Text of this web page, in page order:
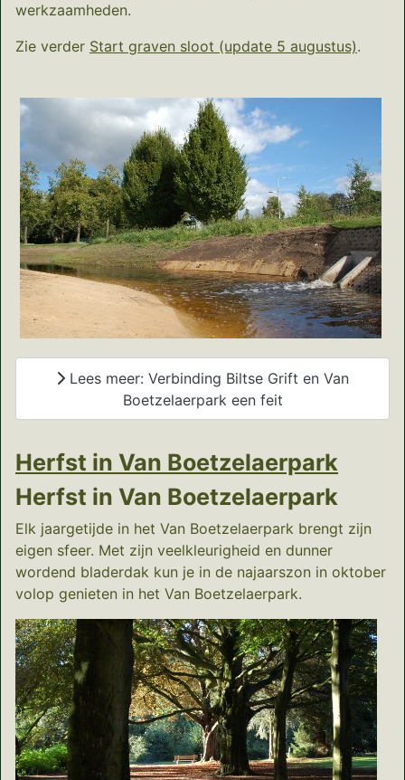
werkzaamheden.
Zie verder Start graven sloot (update 5 augustus).
Lees meer: Verbinding Biltse Grift en Van
Boetzelaerpark een feit
Herfst in Van Boetzelaerpark
Herfst in Van Boetzelaerpark
Elk jaargetijde in het Van Boetzelaerpark brengt zijn
eigen sfeer. Met zijn veelkleurigheid en dunner
wordend bladerdak kun je in de najaarszon in oktober
volop genieten in het Van Boetzelaerpark.